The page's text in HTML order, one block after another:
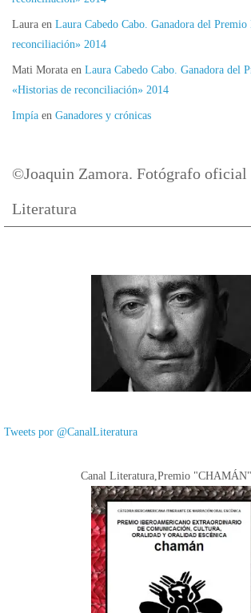
Laura en Laura Cabedo Cabo. Ganadora del
reconciliación» 2014
Mati Morata en Laura Cabedo Cabo. Ganadora del
«Historias de reconciliación» 2014
Impía en Ganadores y crónicas
©Joaquin Zamora. Fotógrafo oficial
Literatura
Tweets por @CanalLiteratura
Canal Literatura,Premio